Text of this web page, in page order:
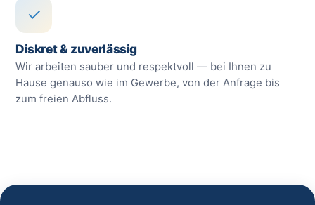
✓
Diskret & zuverlässig
Wir arbeiten sauber und respektvoll — bei Ihnen zu
Hause genauso wie im Gewerbe, von der Anfrage bis
zum freien Abfluss.